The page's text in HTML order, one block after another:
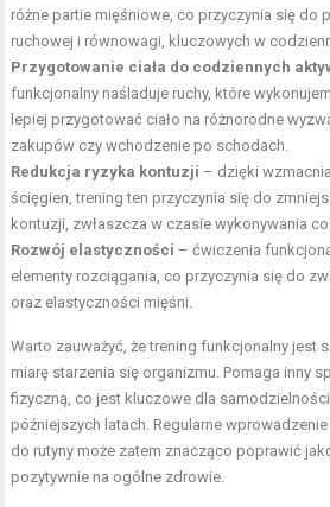
różne partie mięśniowe, co przyczynia się do
ruchowej i równowagi, kluczowych w
Przygotowanie ciała do codziennych
funkcjonalny naśladuje ruchy, które
lepiej przygotować ciało na różnorodne
zakupów czy wchodzenie po schodach.
Redukcja ryzyka kontuzji – dzięki
ścięgien, trening ten przyczynia się do
kontuzji, zwłaszcza w czasie wykonywania
Rozwój elastyczności – ćwiczenia
elementy rozciągania, co przyczynia się do
oraz elastyczności mięśni.
Warto zauważyć, że trening funkcjonalny jest
miarę starzenia się organizmu. Pomaga inny
fizyczną, co jest kluczowe dla
późniejszych latach. Regularne
do rutyny może zatem znacząco poprawić
pozytywnie na ogólne zdrowie.